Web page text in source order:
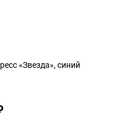
«Звезда», синий